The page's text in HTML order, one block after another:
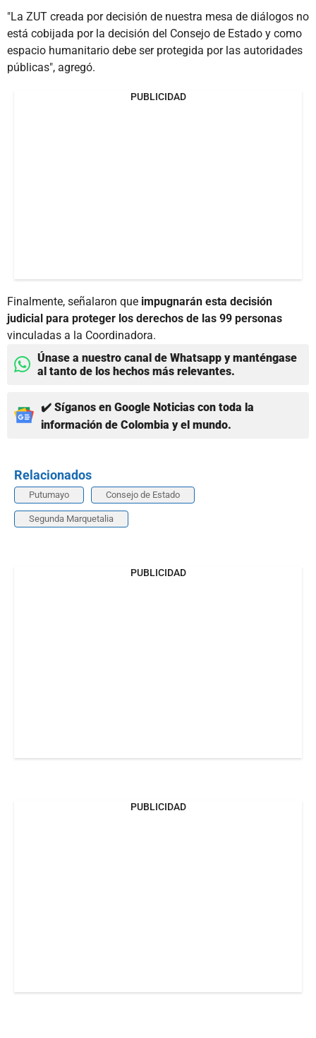
"La ZUT creada por decisión de nuestra mesa de diálogos no
está cobijada por la decisión del Consejo de Estado y como
espacio humanitario debe ser protegida por las autoridades
públicas", agregó.
PUBLICIDAD
Finalmente, señalaron que impugnarán esta decisión
judicial para proteger los derechos de las 99 personas
vinculadas a la Coordinadora.
Únase a nuestro canal de Whatsapp y manténgase
al tanto de los hechos más relevantes.
✔️ Síganos en Google Noticias con toda la
información de Colombia y el mundo.
Relacionados
Putumayo Consejo de Estado
Segunda Marquetalia
PUBLICIDAD
PUBLICIDAD